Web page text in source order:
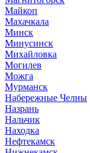
Майкоп
Махачкала
Минск
Минусинск
Михайловка
Могилев
Можга
Мурманск
Набережные Челны
Назрань
Нальчик
Находка
Нефтекамск